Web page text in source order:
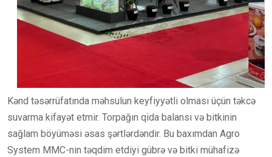
Kənd təsərrüfatında məhsulun keyfiyyətli olması üçün təkcə
suvarma kifayət etmir. Torpağın qida balansı və bitkinin
sağlam böyüməsi əsas şərtlərdəndir. Bu baxımdan Agro
System MMC-nin təqdim etdiyi gübrə və bitki mühafizə